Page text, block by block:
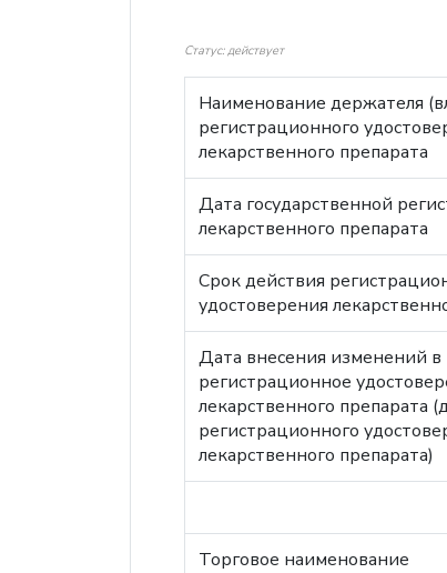
Статус: действует
Наименование держателя
регистрационного
лекарственного препарата
Дата государственной
лекарственного препарата
Срок действия
удостоверения
Дата внесения изменений в
регистрационное
лекарственного препарата
регистрационного
лекарственного препарата)
Торговое наименование